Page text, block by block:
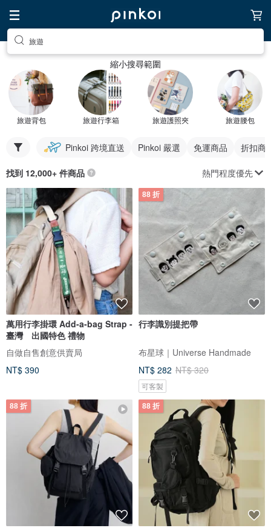
旅遊
縮小搜尋範圍
旅遊背包 旅遊行李箱 旅遊護照夾 旅遊腰包
Pinkoi 跨境直送 Pinkoi 嚴選 免運商品 折扣商
找到 12,000+ 件商品 熱門程度優先
萬用行李掛環 Add-a-bag Strap -
臺灣 出國特色 禮物
自做自售創意供賣局
NT$ 390
88 折
行李識別提把帶
布星球｜Universe Handmade
NT$ 282 NT$ 320
可客製
88 折 88 折